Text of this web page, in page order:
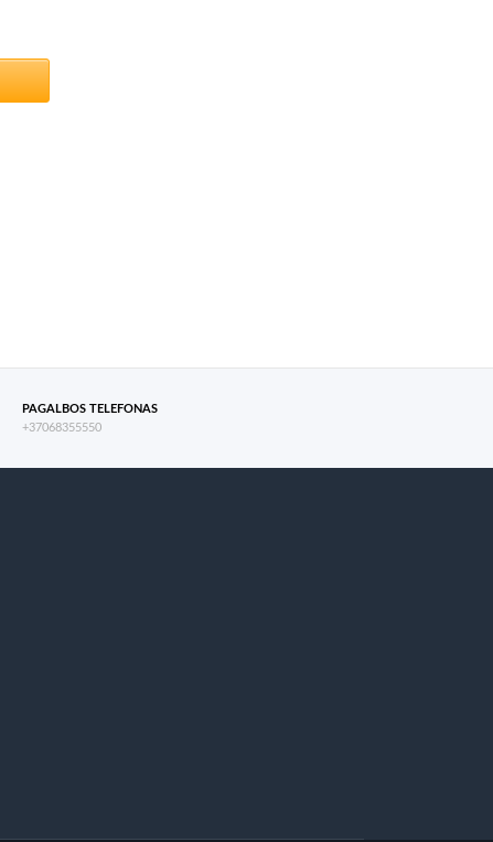
PAGALBOS TELEFONAS
+37068355550